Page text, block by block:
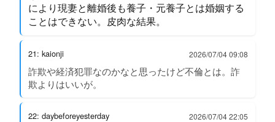
により現妻と離婚後も養子・元養子とは婚姻する
ことはできない。皮肉な結果。
21: kaionji 2026/07/04 09:08
詐欺や経済犯罪なのかなと思ったけど不倫とは。詐
欺よりはいいが。
22: daybeforeyesterday 2026/07/04 22:05